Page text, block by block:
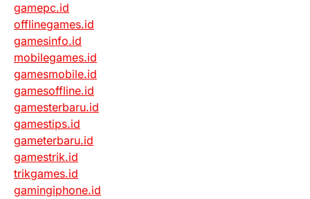
gamepc.id
offlinegames.id
gamesinfo.id
mobilegames.id
gamesmobile.id
gamesoffline.id
gamesterbaru.id
gamestips.id
gameterbaru.id
gamestrik.id
trikgames.id
gamingiphone.id